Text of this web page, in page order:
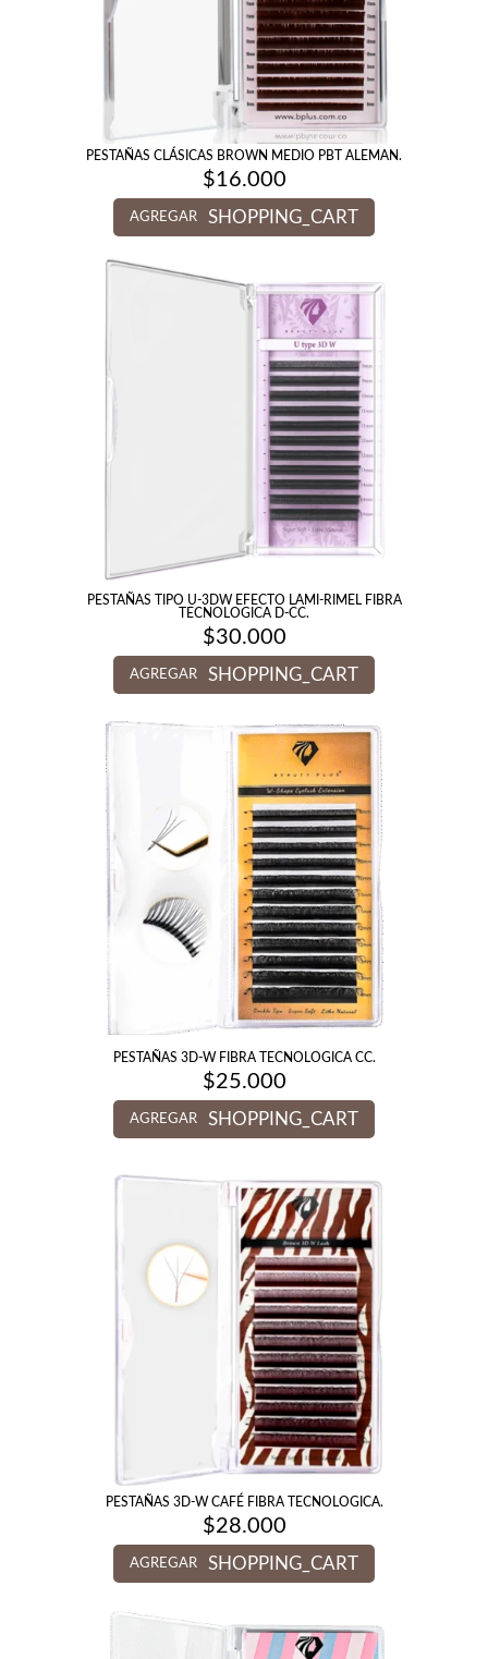
PESTAÑAS CLÁSICAS BROWN MEDIO PBT ALEMAN.
$16.000
AGREGAR SHOPPING_CART
PESTAÑAS TIPO U-3DW EFECTO LAMI-RIMEL FIBRA
TECNOLOGICA D-CC.
$30.000
AGREGAR SHOPPING_CART
PESTAÑAS 3D-W FIBRA TECNOLOGICA CC.
$25.000
AGREGAR SHOPPING_CART
PESTAÑAS 3D-W CAFÉ FIBRA TECNOLOGICA.
$28.000
AGREGAR SHOPPING_CART